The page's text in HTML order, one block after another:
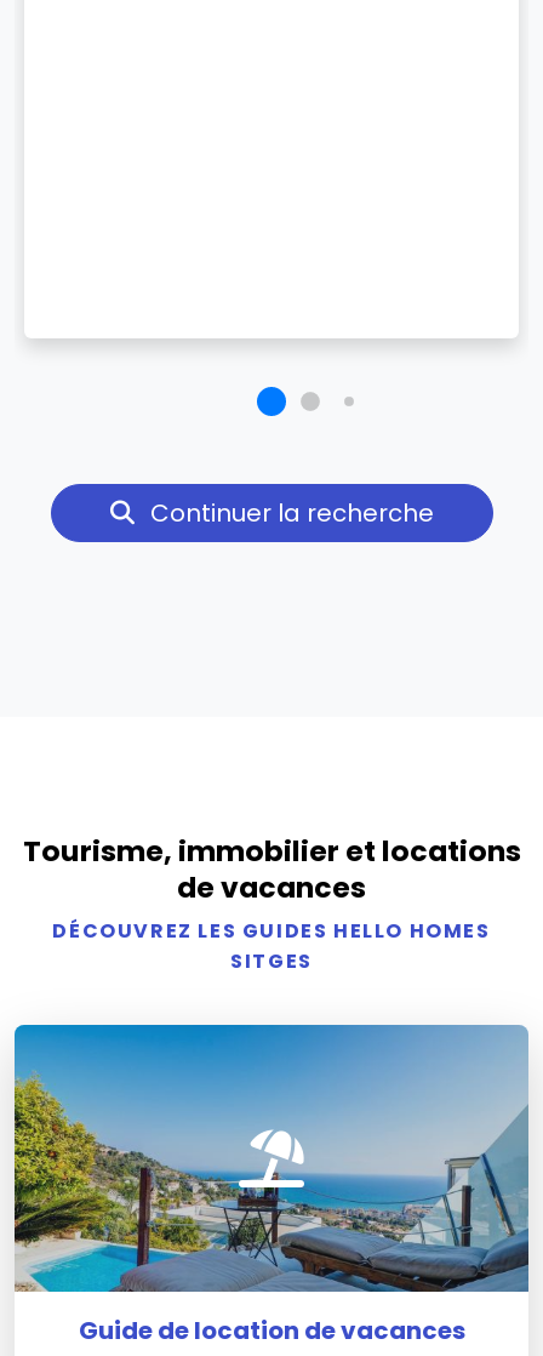
Continuer la recherche
Tourisme, immobilier et locations
de vacances
DÉCOUVREZ LES GUIDES HELLO HOMES
SITGES
Guide de location de vacances